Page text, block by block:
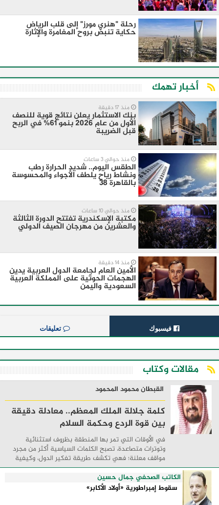
رحلة "هنري مورز" إلى قلب الرياض
حكاية تنبض بروح المغامرة والإثارة
أخبار تهمك
منذ 17 دقيقة
بنك الاستثمار يعلن نتائج قوية للنصف
الأول من عام 2026 بنمو 61% في الربح
قبل الضريبة
منذ حوالي 3 ساعات
الطقس اليوم.. شديد الحرارة رطب
ونشاط رياح يلطف الأجواء والمحسوسة
بالقاهرة 38
منذ حوالي 10 ساعات
مكتبة الإسكندرية تفتتح الدورة الثالثة
والعشرين من مهرجان الصيف الدولي
منذ 14 دقيقة
الأمين العام لجامعة الدول العربية يدين
الهجمات الحوثية على المملكة العربية
السعودية واليمن
فيسبوك تعليقات
مقالات وكتاب
القبطان محمود المحمود
كلمة جلالة الملك المعظم.. معادلة دقيقة
بين قوة الردع وحكمة السلام
في الأوقات التي تمر بها المنطقة بظروف استثنائية
وتوترات متصاعدة، تصبح الكلمات السياسية أكثر من مجرد
مواقف معلنة؛ فهي تكشف طريقة تفكير الدول، وكيفية
إدارتها للأزمات، والحدود التي تفصل بين القوة ...
الكاتب الصحفي جمال حسين
سقوط إمبراطورية «أولاد الأكابر»